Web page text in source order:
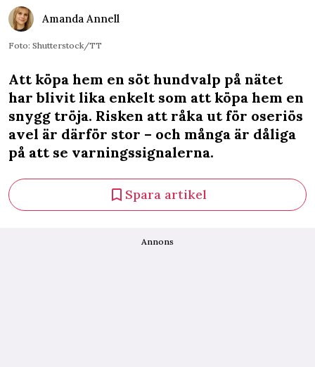
Amanda Annell
Foto: Shutterstock/TT
Att köpa hem en söt hundvalp på nätet
har blivit lika enkelt som att köpa hem en
snygg tröja. Risken att råka ut för oseriös
avel är därför stor – och många är dåliga
på att se varningssignalerna.
Spara artikel
Annons